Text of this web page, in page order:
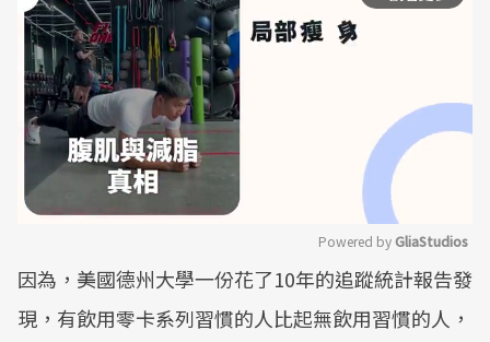
Mute
Powered by GliaStudios
因為，美國德州大學一份花了10年的追蹤統計報告發
現，有飲用零卡系列習慣的人比起無飲用習慣的人，